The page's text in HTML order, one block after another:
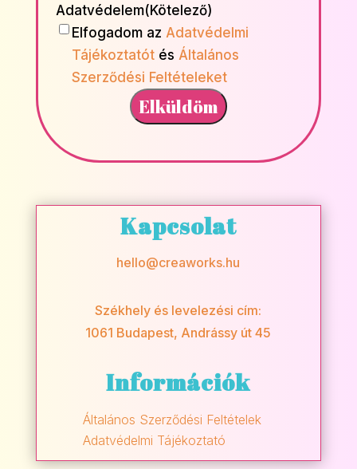
Adatvédelem(Kötelező)
Elfogadom azAdatvédelmi
Tájékoztatót ésÁltalános
Szerződési Feltételeket
Kapcsolat
hello@creaworks.hu
Székhely és levelezési cím:
1061 Budapest, Andrássy út 45
Információk
Általános Szerződési Feltételek
Adatvédelmi Tájékoztató